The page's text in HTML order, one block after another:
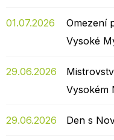
01.07.2026
Omezení
Vysoké
29.06.2026
Vysokém
29.06.2026 Den s